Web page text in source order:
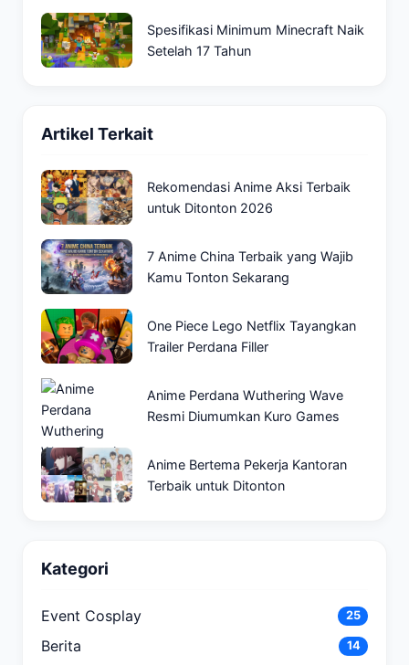
Spesifikasi Minimum Minecraft Naik
Setelah 17 Tahun
Artikel Terkait
Rekomendasi Anime Aksi Terbaik
untuk Ditonton 2026
7 Anime China Terbaik yang Wajib
Kamu Tonton Sekarang
One Piece Lego Netflix Tayangkan
Trailer Perdana Filler
Anime Perdana Wuthering Wave
Resmi Diumumkan Kuro Games
Anime Bertema Pekerja Kantoran
Terbaik untuk Ditonton
Kategori
Event Cosplay 25
Berita 14